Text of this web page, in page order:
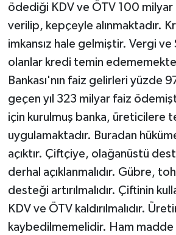
ödediği KDV ve ÖTV 100 milyar
verilip, kepçeyle alınmaktadır.
imkansız hale gelmiştir. Vergi ve
olanlar kredi temin
Bankası'nın faiz gelirleri yüzde
geçen yıl 323 milyar faiz
için kurulmuş banka, üreticilere
uygulamaktadır. Buradan
açıktır. Çiftçiye, olağanüstü
derhal açıklanmalıdır. Gübre,
desteği artırılmalıdır. Çiftinin
KDV ve ÖTV kaldırılmalıdır.
kaybedilmemelidir. Ham